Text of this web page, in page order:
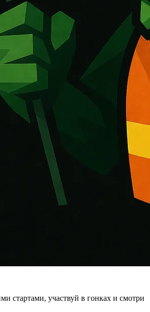
стартами, участвуй в гонках и смотри